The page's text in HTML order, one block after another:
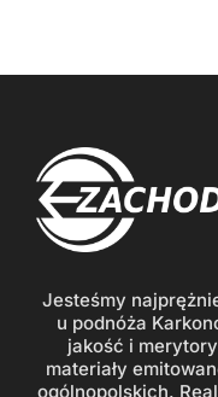
Jesteśmy
u podnóża
jakość i
materiały
ogólnopolskich.